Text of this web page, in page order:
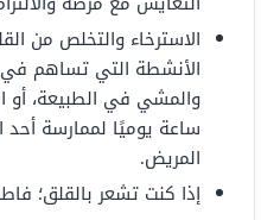
الاسترخاء والتخلص من
الأنشطة التي تساهم في
والمشي في الطبيعة،
ساعة يوميًا لممارسة
المريض.
إذا كنت تشعر بالقلق؛